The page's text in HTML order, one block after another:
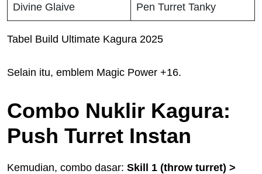
Divine Glaive Pen Turret Tanky
Tabel Build Ultimate Kagura 2025
Selain itu, emblem Magic Power +16.
Combo Nuklir Kagura:
Push Turret Instan
Kemudian, combo dasar: Skill 1 (throw turret) >